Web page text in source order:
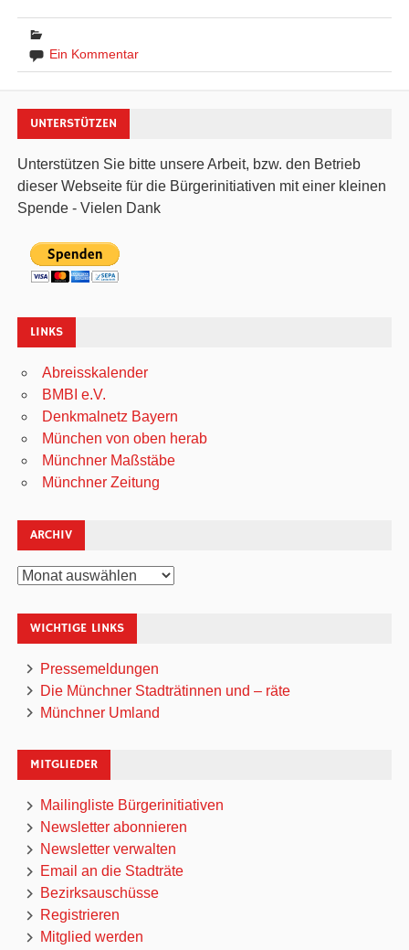
Ein Kommentar
UNTERSTÜTZEN
Unterstützen Sie bitte unsere Arbeit, bzw. den Betrieb
dieser Webseite für die Bürgerinitiativen mit einer kleinen
Spende - Vielen Dank
LINKS
Abreisskalender
BMBI e.V.
Denkmalnetz Bayern
München von oben herab
Münchner Maßstäbe
Münchner Zeitung
ARCHIV
Archiv
WICHTIGE LINKS
Pressemeldungen
Die Münchner Stadträtinnen und – räte
Münchner Umland
MITGLIEDER
Mailingliste Bürgerinitiativen
Newsletter abonnieren
Newsletter verwalten
Email an die Stadträte
Bezirksauschüsse
Registrieren
Mitglied werden